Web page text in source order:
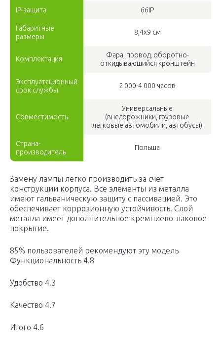
IP-защита 66IP
Габаритные
размеры
8,4х9 см
Комплектация
Фара, провод, оборотно-
откидываюшийся кронштейн
Эксплуатационный
срок службы
2 000-4 000 часов
Совместимость
Универсальные
(внедорожники, грузовые
легковые автомобили, автобусы)
Страна-
производитель
Польша
Замену лампы легко производить за счет
конструкции корпуса. Все элементы из металла
имеют гальваническую защиту с пассивацией. Это
обеспечивает коррозионную устойчивость. Слой
металла имеет дополнительное кремниево-лаковое
покрытие.
85% пользователей рекомендуют эту модель
Функциональность 4.8
Удобство 4.3
Качество 4.7
Итого 4.6